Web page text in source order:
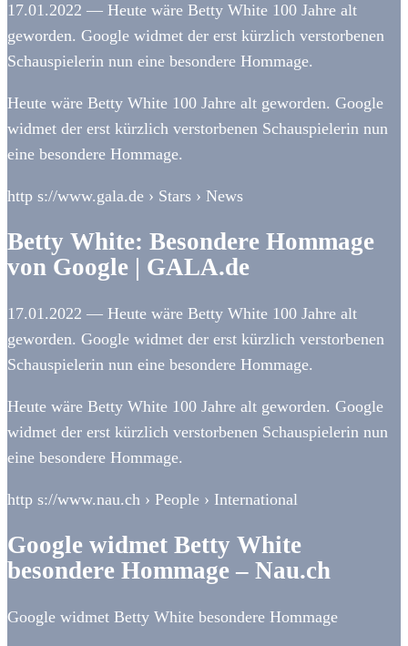
17.01.2022 — Heute wäre Betty White 100 Jahre alt
geworden. Google widmet der erst kürzlich verstorbenen
Schauspielerin nun eine besondere Hommage.
Heute wäre Betty White 100 Jahre alt geworden. Google
widmet der erst kürzlich verstorbenen Schauspielerin nun
eine besondere Hommage.
http s://www.gala.de › Stars › News
Betty White: Besondere Hommage
von Google | GALA.de
17.01.2022 — Heute wäre Betty White 100 Jahre alt
geworden. Google widmet der erst kürzlich verstorbenen
Schauspielerin nun eine besondere Hommage.
Heute wäre Betty White 100 Jahre alt geworden. Google
widmet der erst kürzlich verstorbenen Schauspielerin nun
eine besondere Hommage.
http s://www.nau.ch › People › International
Google widmet Betty White
besondere Hommage – Nau.ch
Google widmet Betty White besondere Hommage